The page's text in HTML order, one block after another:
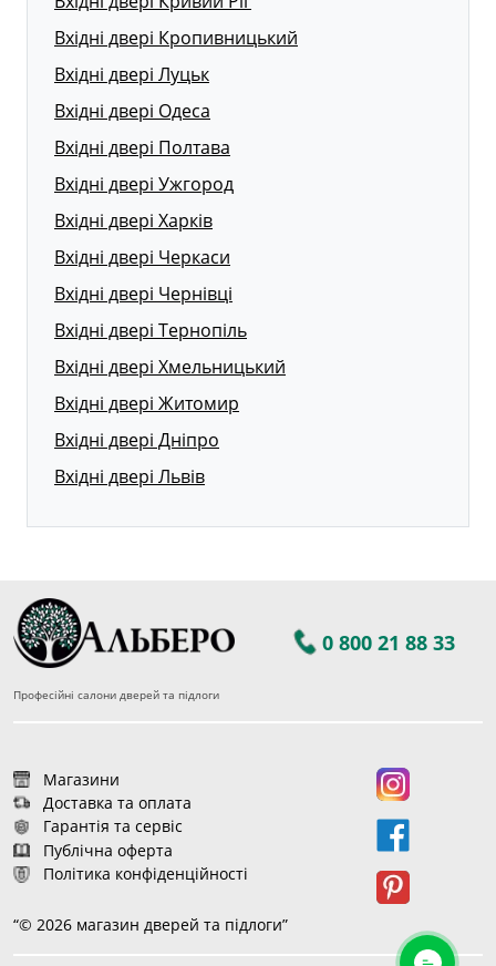
Вхідні двері Кропивницький
Вхідні двері Луцьк
Вхідні двері Одеса
Вхідні двері Полтава
Вхідні двері Ужгород
Вхідні двері Харків
Вхідні двері Черкаси
Вхідні двері Чернівці
Вхідні двері Тернопіль
Вхідні двері Хмельницький
Вхідні двері Житомир
Вхідні двері Дніпро
Вхідні двері Львів
0 800 21 88 33
Професійні салони дверей та підлоги
Магазини
Доставка та оплата
Гарантія та сервіс
Публічна оферта
Політика конфіденційності
“© 2026 магазин дверей та підлоги”